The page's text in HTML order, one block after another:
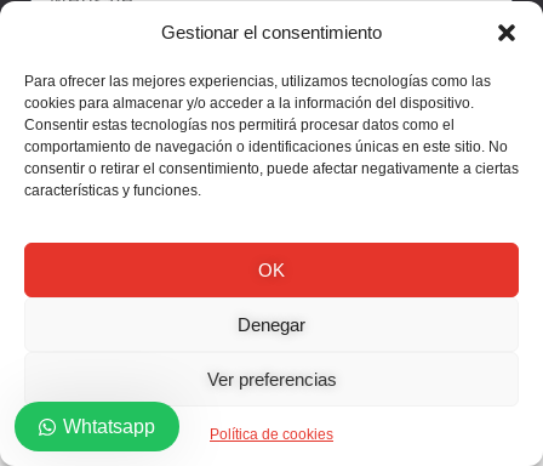
Gestionar el consentimiento
Para ofrecer las mejores experiencias, utilizamos tecnologías como las
cookies para almacenar y/o acceder a la información del dispositivo.
Consentir estas tecnologías nos permitirá procesar datos como el
comportamiento de navegación o identificaciones únicas en este sitio. No
consentir o retirar el consentimiento, puede afectar negativamente a ciertas
características y funciones.
OK
Denegar
Ver preferencias
Política de cookies
Whtatsapp